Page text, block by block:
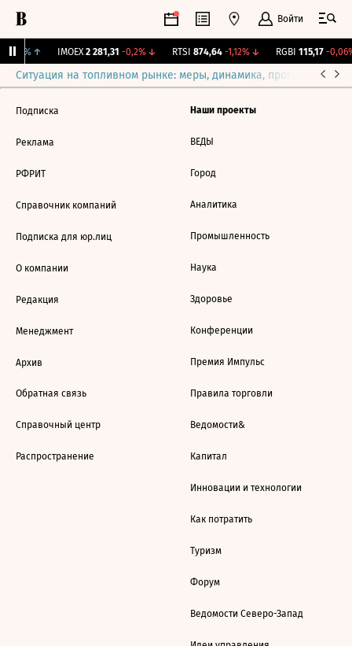
Войти
+1,31%↑ IMOEX 2 281,31 -0,2%↓ RTSI 874,64 -1,12%↓ RGBI 115,17 -0,06%
Ситуация на топливном рынке: меры, динамика, прогнозы
Подписка
Реклама
РФРИТ
Справочник компаний
Подписка для юр.лиц
О компании
Редакция
Менеджмент
Архив
Обратная связь
Справочный центр
Распространение
Наши проекты
ВЕДЫ
Город
Аналитика
Промышленность
Наука
Здоровье
Конференции
Премия Импульс
Правила торговли
Ведомости&
Капитал
Инновации и технологии
Как потратить
Туризм
Форум
Ведомости Северо-Запад